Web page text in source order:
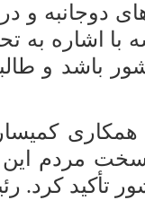
دوجانبه و در
اشاره به
باشد و
سخت مردم
تأکید کرد.